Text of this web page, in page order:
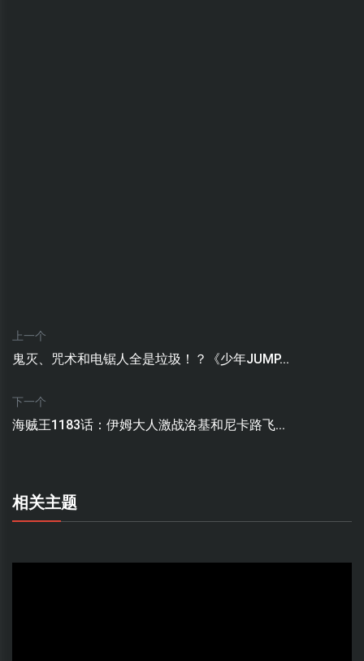
上一个
鬼灭、咒术和电锯人全是垃圾！？《少年JUMP...
下一个
海贼王1183话：伊姆大人激战洛基和尼卡路飞...
相关主题